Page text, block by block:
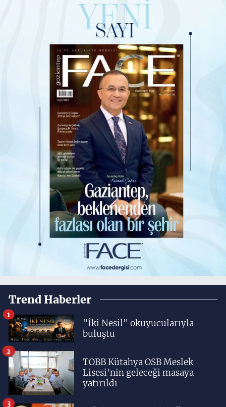
Trend Haberler
"İki Nesil" okuyucularıyla
buluştu
1
TOBB Kütahya OSB Meslek
Lisesi'nin geleceği masaya
yatırıldı
2
3